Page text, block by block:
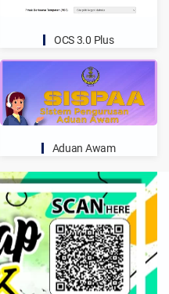
OCS 3.0 Plus
Aduan Awam